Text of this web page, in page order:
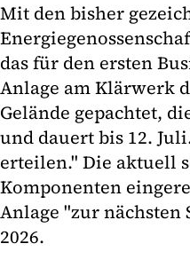
Mit den bisher
das für den ersten
Anlage am Klärwerk
Gelände gepachtet,
und dauert bis 12.
erteilen." Die aktuell
Komponenten
Anlage "zur
2026.